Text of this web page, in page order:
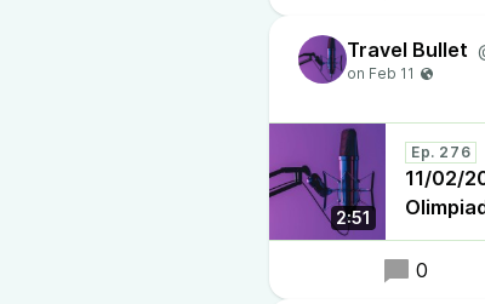
Travel Bullet
2:51
Ep. 276
11/02/
0